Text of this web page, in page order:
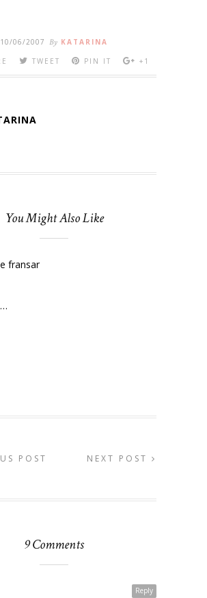
10/06/2007 By KATARINA
TWEET PIN IT +1
You Might Also Like
fransar
POST NEXT POST
9 Comments
Reply